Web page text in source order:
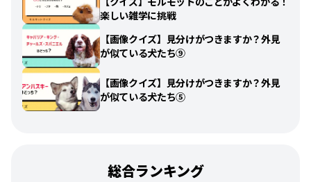
楽しい雑学に挑戦
【画像クイズ】見分けがつきますか？外見
が似ている犬たち⑨
【画像クイズ】見分けがつきますか？外見
が似ている犬たち⑤
総合ランキング